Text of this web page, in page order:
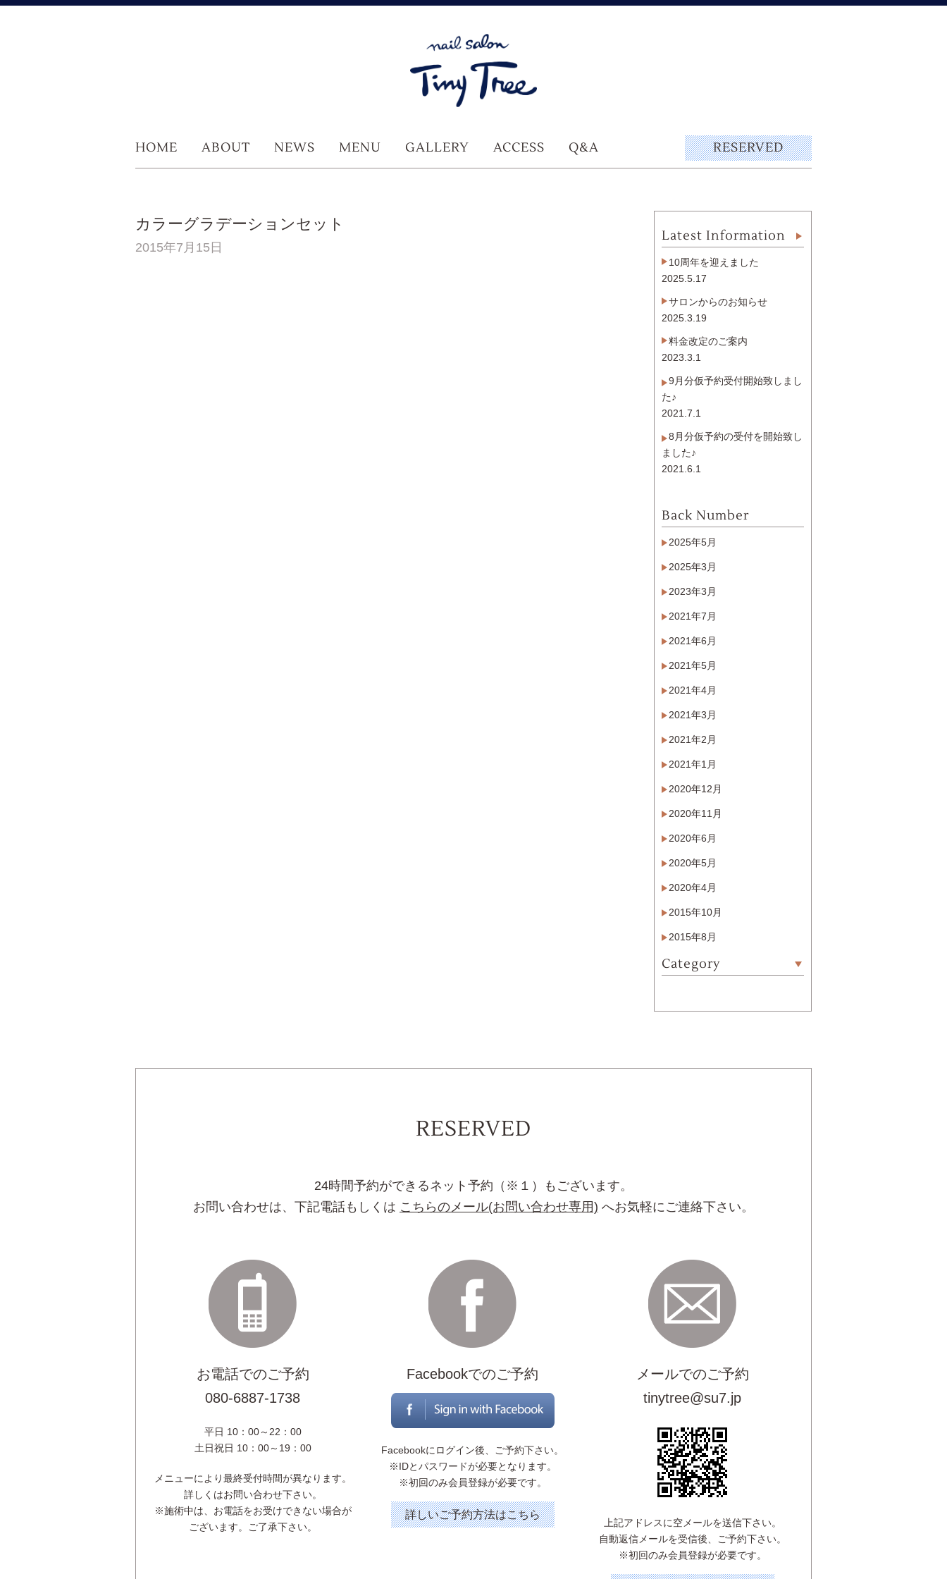
RESERVED
HOME ABOUT NEWS MENU GALLERY ACCESS Q&A
カラーグラデーションセット
2015年7月15日
Latest Information
10周年を迎えました
2025.5.17
サロンからのお知らせ
2025.3.19
料金改定のご案内
2023.3.1
9月分仮予約受付開始致しまし
た♪
2021.7.1
8月分仮予約の受付を開始致し
ました♪
2021.6.1
Back Number
2025年5月
2025年3月
2023年3月
2021年7月
2021年6月
2021年5月
2021年4月
2021年3月
2021年2月
2021年1月
2020年12月
2020年11月
2020年6月
2020年5月
2020年4月
2015年10月
2015年8月
Category
RESERVED
24時間予約ができるネット予約（※１）もございます。
お問い合わせは、下記電話もしくは こちらのメール(お問い合わせ専用) へお気軽にご連絡下さい。
お電話でのご予約
080-6887-1738
平日 10：00～22：00
土日祝日 10：00～19：00
メニューにより最終受付時間が異なります。
詳しくはお問い合わせ下さい。
※施術中は、お電話をお受けできない場合が
ございます。ご了承下さい。
Facebookでのご予約
Facebookにログイン後、ご予約下さい。
※IDとパスワードが必要となります。
※初回のみ会員登録が必要です。
詳しいご予約方法はこちら
メールでのご予約
tinytree@su7.jp
上記アドレスに空メールを送信下さい。
自動返信メールを受信後、ご予約下さい。
※初回のみ会員登録が必要です。